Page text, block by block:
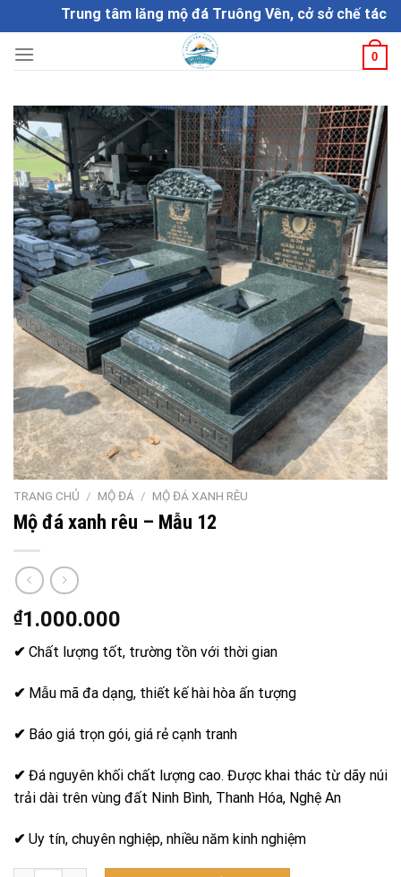
to
content
Trung tâm lăng mộ đá Truông Vên, cở sở chế tác đá
0
TRANG CHỦ / MỘ ĐÁ / MỘ ĐÁ XANH RÊU
Mộ đá xanh rêu – Mẫu 12
₫1.000.000
✔ Chất lượng tốt, trường tồn với thời gian
✔ Mẫu mã đa dạng, thiết kế hài hòa ấn tượng
✔ Báo giá trọn gói, giá rẻ cạnh tranh
✔ Đá nguyên khối chất lượng cao. Được khai thác từ dãy núi
trải dài trên vùng đất Ninh Bình, Thanh Hóa, Nghệ An
✔ Uy tín, chuyên nghiệp, nhiều năm kinh nghiệm